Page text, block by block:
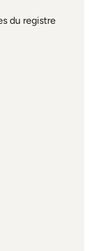
du registre